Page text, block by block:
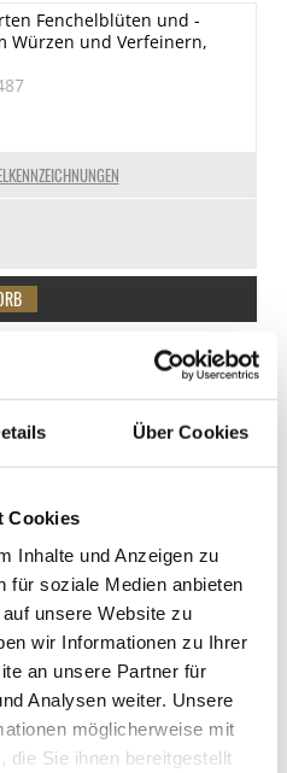
Über Cookies
Cookies
Inhalte und Anzeigen zu
für soziale Medien anbieten
unsere Website zu
wir Informationen zu Ihrer
an unsere Partner für
Analysen weiter. Unsere
möglicherweise mit
die Sie ihnen bereitgestellt
Fenchelblüten und -
Würzen und Verfeinern,
- Dulce de Membrillo
/ Quittenspeck), 400 g
- Tapenade, schwarz, aus
Venturino, 180 g